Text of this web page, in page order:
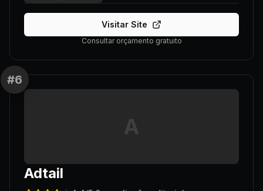
Visitar Site
Consultar orçamento gratuito
#6
A
Adtail